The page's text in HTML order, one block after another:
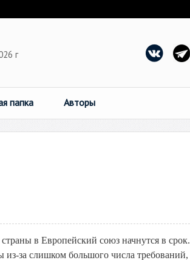
г
папка Авторы
в Европейский союз начнутся в срок.
из-за слишком большого числа требований,